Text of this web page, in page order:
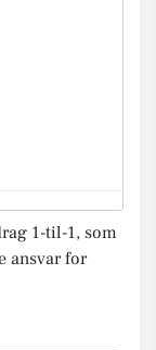
1-til-1, som
ansvar for